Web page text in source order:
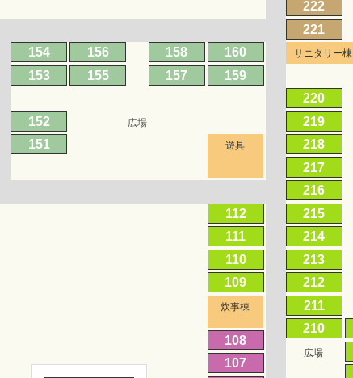
222
221
154
153
152
151
156
155
158
157
159
160
220
219
218
217
216
215
214
213
212
211
112
111
110
109
108
107
210
サニタリー棟
遊具
炊事棟
広場
広場